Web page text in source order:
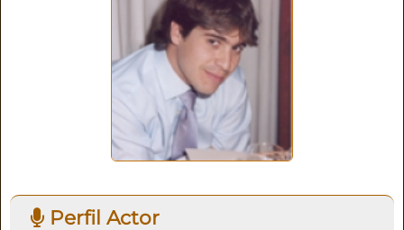
Perfil Actor